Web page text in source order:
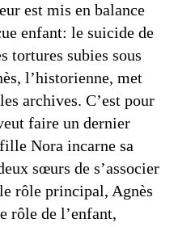
est mis en balance
enfant: le suicide de
tortures subies sous
l’historienne, met
archives. C’est pour
faire un dernier
Nora incarne sa
sœurs de s’associer
rôle principal, Agnès
rôle de l’enfant,